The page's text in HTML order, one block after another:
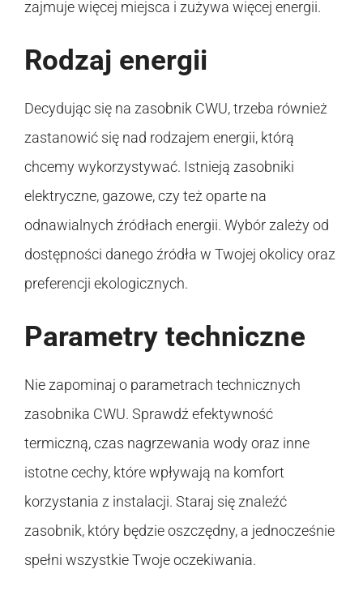
zajmuje więcej miejsca i zużywa więcej energii.
Rodzaj energii
Decydując się na zasobnik CWU, trzeba również
zastanowić się nad rodzajem energii, którą
chcemy wykorzystywać. Istnieją zasobniki
elektryczne, gazowe, czy też oparte na
odnawialnych źródłach energii. Wybór zależy od
dostępności danego źródła w Twojej okolicy oraz
preferencji ekologicznych.
Parametry techniczne
Nie zapominaj o parametrach technicznych
zasobnika CWU. Sprawdź efektywność
termiczną, czas nagrzewania wody oraz inne
istotne cechy, które wpływają na komfort
korzystania z instalacji. Staraj się znaleźć
zasobnik, który będzie oszczędny, a jednocześnie
spełni wszystkie Twoje oczekiwania.